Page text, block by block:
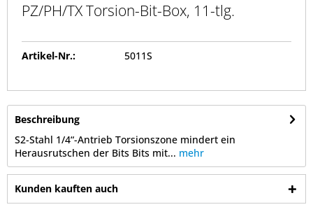
PZ/PH/TX Torsion-Bit-Box, 11-tlg.
Artikel-Nr.: 5011S
Beschreibung
S2-Stahl 1/4“-Antrieb Torsionszone mindert ein
Herausrutschen der Bits Bits mit... mehr
Kunden kauften auch